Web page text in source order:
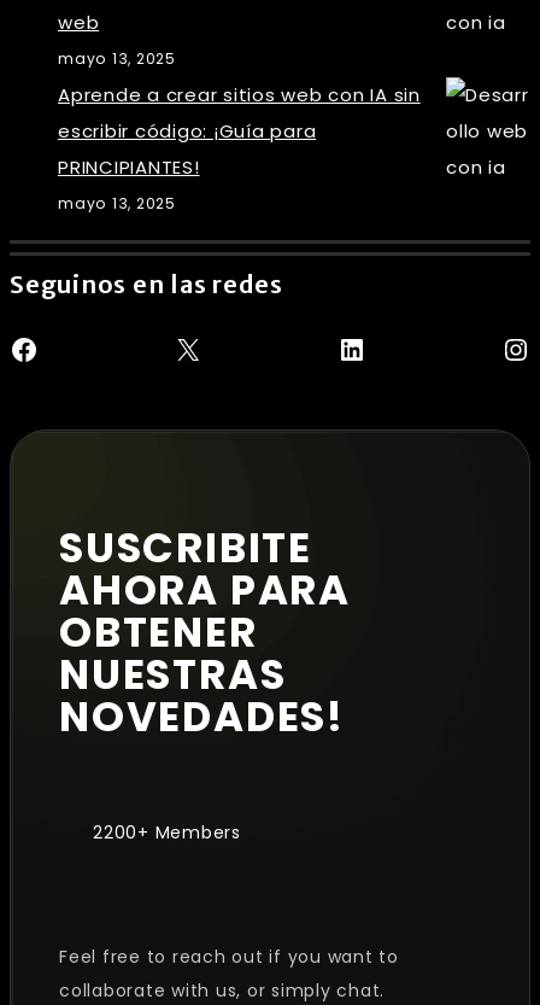
web
mayo 13, 2025
Aprende a crear sitios web con IA sin
escribir código: ¡Guía para
PRINCIPIANTES!
mayo 13, 2025
Seguinos en las redes
Facebook X LinkedIn
SUSCRIBITE
AHORA PARA
OBTENER
NUESTRAS
NOVEDADES!
2200+ Members
Feel free to reach out if you want to
collaborate with us, or simply chat.